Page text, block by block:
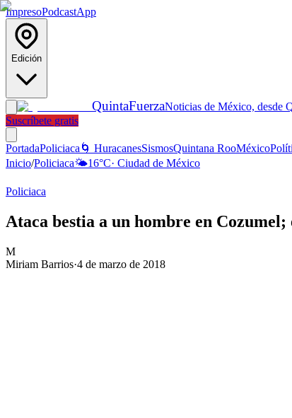
ImpresoPodcastApp
Edición
QuintaFuerzaNoticias de México, desde
Suscríbete gratis
PortadaPoliciaca 🌀 HuracanesSismosQuintana RooMéxico
Inicio/Policiaca🌤️16°C· Ciudad de México
Policiaca
Ataca bestia a un hombre en
M
Miriam Barrios·4 de marzo de 2018